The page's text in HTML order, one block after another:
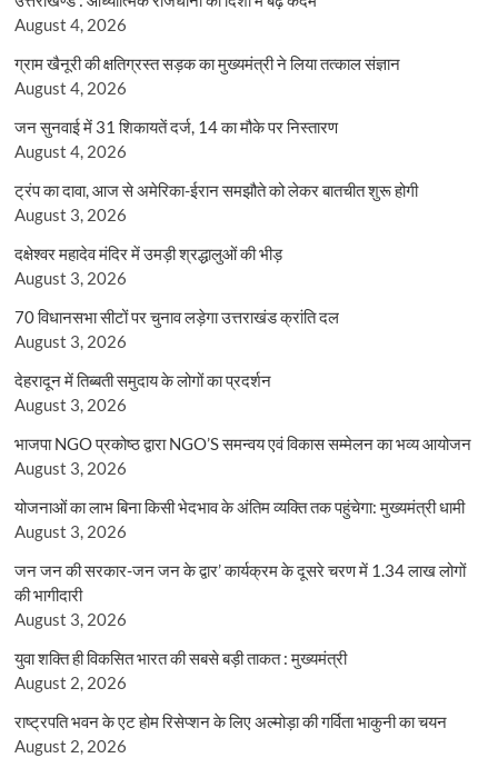
August 4, 2026
ग्राम खैनूरी की क्षतिग्रस्त सड़क का मुख्यमंत्री ने लिया तत्काल संज्ञान
August 4, 2026
जन सुनवाई में 31 शिकायतें दर्ज, 14 का मौके पर निस्तारण
August 4, 2026
ट्रंप का दावा, आज से अमेरिका-ईरान समझौते को लेकर बातचीत शुरू होगी
August 3, 2026
दक्षेश्वर महादेव मंदिर में उमड़ी श्रद्धालुओं की भीड़
August 3, 2026
70 विधानसभा सीटों पर चुनाव लड़ेगा उत्तराखंड क्रांति दल
August 3, 2026
देहरादून में तिब्बती समुदाय के लोगों का प्रदर्शन
August 3, 2026
भाजपा NGO प्रकोष्ठ द्वारा NGO’S समन्वय एवं विकास सम्मेलन का भव्य आयोजन
August 3, 2026
योजनाओं का लाभ बिना किसी भेदभाव के अंतिम व्यक्ति तक पहुंचेगा: मुख्यमंत्री धामी
August 3, 2026
जन जन की सरकार-जन जन के द्वार’ कार्यक्रम के दूसरे चरण में 1.34 लाख लोगों
की भागीदारी
August 3, 2026
युवा शक्ति ही विकसित भारत की सबसे बड़ी ताकत : मुख्यमंत्री
August 2, 2026
राष्ट्रपति भवन के एट होम रिसेप्शन के लिए अल्मोड़ा की गर्विता भाकुनी का चयन
August 2, 2026